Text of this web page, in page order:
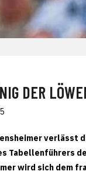
DER
verlässt
Tabellenführers
wird sich dem